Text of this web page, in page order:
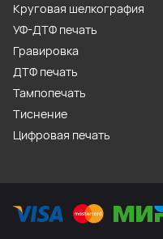
Круговая шелкография
УФ-ДТФ печать
Гравировка
ДТФ печать
Тампопечать
Тиснение
Цифровая печать